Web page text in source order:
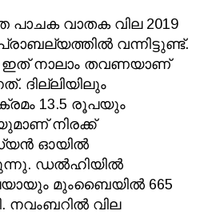
വാതക വില 2019
വന്നിട്ടുണ്ട്.
ഇത് നാലാം തവണയാണ്
ദില്ലിയിലും
13.5 രൂപയും
നിരക്ക്
ഓയിൽ
ഡൽഹിയിൽ
മുംബൈയിൽ 665
നവംബറിൽ വില